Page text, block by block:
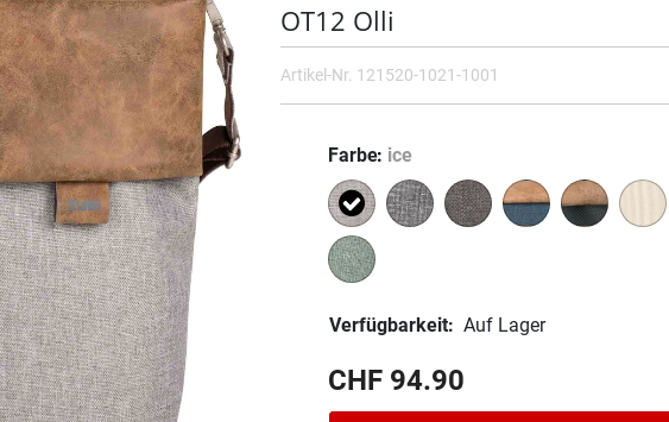
OT12 Olli
Artikel-Nr. 121520-1021-1001
Farbe ice
Ausgewählt
Verfügbarkeit: Auf Lager
CHF 94.90